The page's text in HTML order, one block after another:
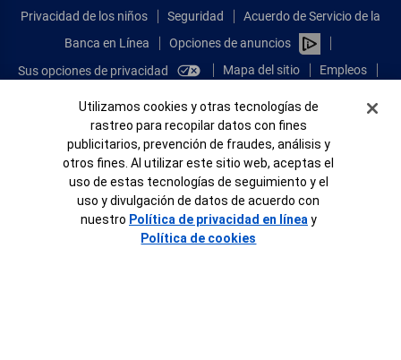
Privacidad de los niños
Seguridad
Acuerdo de Servicio de la
Banca en Línea
Opciones de anuncios
Sus opciones de privacidad
Mapa del sitio Empleos
Comparta sus comentarios
Ver sitio completo de la Banca en Línea
Conéctese con nosotros
Banner de Cookies
Utilizamos cookies y otras tecnologías de
rastreo para recopilar datos con fines
publicitarios, prevención de fraudes, análisis y
otros fines. Al utilizar este sitio web, aceptas el
uso de estas tecnologías de seguimiento y el
uso y divulgación de datos de acuerdo con
nuestro Política de privacidad en línea y
Política de cookies